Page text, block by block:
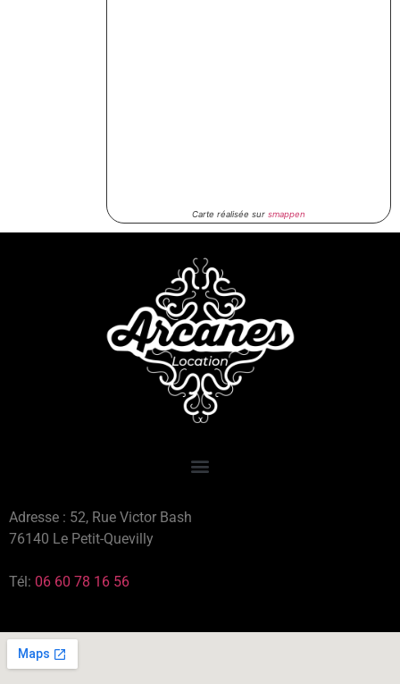
Carte réalisée sur smappen
Adresse : 52, Rue Victor Bash
76140 Le Petit-Quevilly
Tél: 06 60 78 16 56